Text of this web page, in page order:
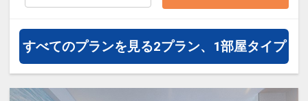
すべてのプランを見る2プラン、1部屋タイプ